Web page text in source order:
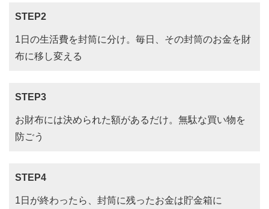
STEP2
1日の生活費を封筒に分け。毎日、その封筒のお金を財
布に移し変える
STEP3
お財布には決められた額があるだけ。無駄な買い物を
防ごう
STEP4
1日が終わったら、封筒に残ったお金は貯金箱に